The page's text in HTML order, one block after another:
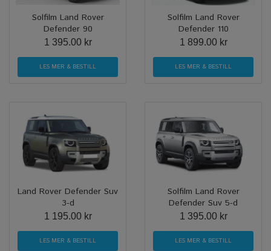
Solfilm Land Rover
Defender 90
1 395.00 kr
LES MER & BESTILL
Solfilm Land Rover
Defender 110
1 899.00 kr
LES MER & BESTILL
Land Rover Defender Suv
3-d
1 195.00 kr
LES MER & BESTILL
Solfilm Land Rover
Defender Suv 5-d
1 395.00 kr
LES MER & BESTILL